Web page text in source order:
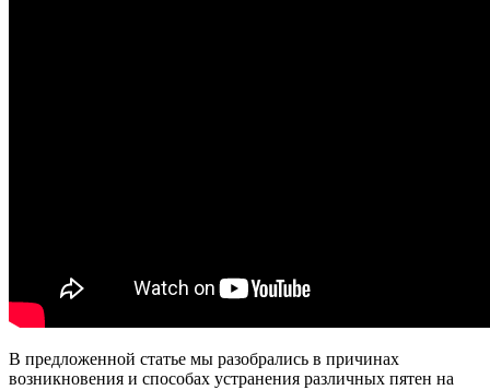
В предложенной статье мы разобрались в причинах
возникновения и способах устранения различных пятен на